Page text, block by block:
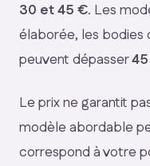
30 et 45 €. Les
élaborée, les bodies
peuvent dépasser
Le prix ne garantit
modèle abordable
correspond à votre